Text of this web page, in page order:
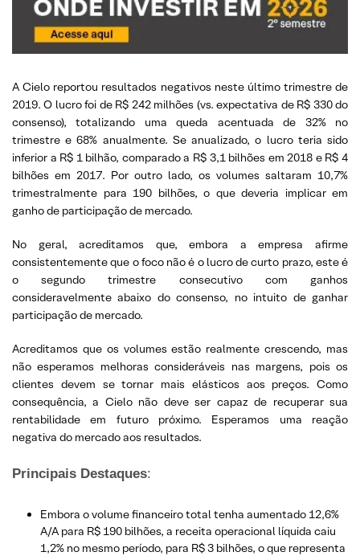
A Cielo reportou resultados negativos neste último trimestre de
2019. O lucro foi de R$ 242 milhões (vs. expectativa de R$ 330 do
consenso), totalizando uma queda acentuada de 32% no
trimestre e 68% anualmente. Se anualizado, o lucro teria sido
inferior a R$ 1 bilhão, comparado a R$ 3,1 bilhões em 2018 e R$ 4
bilhões em 2017. Por outro lado, os volumes saltaram 10,7%
trimestralmente para 190 bilhões, o que deveria implicar em
ganho de participação de mercado.
No geral, acreditamos que, embora a empresa afirme
consistentemente que o foco não é o lucro de curto prazo, este é
o segundo trimestre consecutivo com ganhos
consideravelmente abaixo do consenso, no intuito de ganhar
participação de mercado.
Acreditamos que os volumes estão realmente crescendo, mas
não esperamos melhoras consideráveis nas margens, pois os
clientes devem se tornar mais elásticos aos preços. Como
consequência, a Cielo não deve ser capaz de recuperar sua
rentabilidade em futuro próximo. Esperamos uma reação
negativa do mercado aos resultados.
Principais Destaques:
Embora o volume financeiro total tenha aumentado 12,6%
A/A para R$ 190 bilhões, a receita operacional líquida caiu
1,2% no mesmo período, para R$ 3 bilhões, o que representa